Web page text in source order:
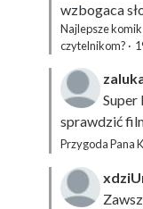
wzbogaca
Najlepsze
czytelnikom? ·
Super
sprawdzić
Przygoda Pana